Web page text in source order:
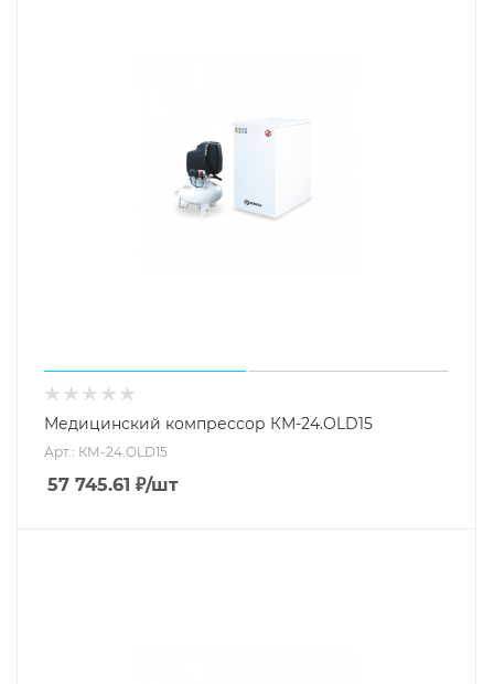
Медицинский компрессор КМ-24.OLD15
Арт.: КМ-24.OLD15
57 745.61 ₽/шт